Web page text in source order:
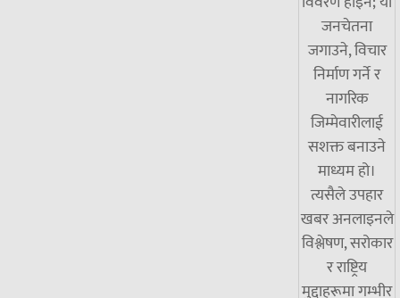
जनचेतना
जगाउने, विचार
निर्माण गर्ने र
नागरिक
जिम्मेवारीलाई
सशक्त बनाउने
माध्यम हो।
त्यसैले उपहार
खबर अनलाइनले
विश्लेषण, सरोकार
र राष्ट्रिय
मुद्दाहरूमा गम्भीर